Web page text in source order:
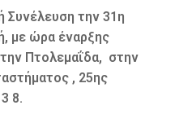
Συνέλευση την 31η
με ώρα έναρξης
Πτολεμαΐδα, στην
, 25ης
8.